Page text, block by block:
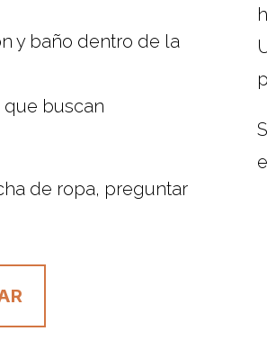
y baño dentro de la
que buscan
de ropa, preguntar